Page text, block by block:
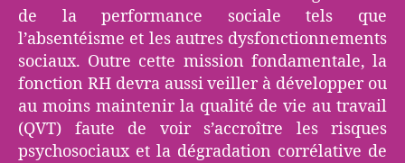
de la performance sociale tels que
l’absentéisme et les autres dysfonctionnements
sociaux. Outre cette mission fondamentale, la
fonction RH devra aussi veiller à développer ou
au moins maintenir la qualité de vie au travail
(QVT) faute de voir s’accroître les risques
psychosociaux et la dégradation corrélative de